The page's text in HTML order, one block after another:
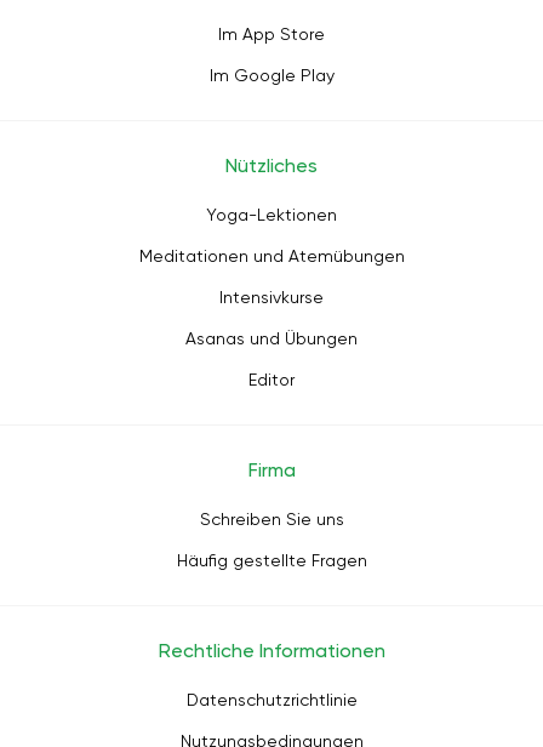
Im App Store
Im Google Play
Nützliches
Yoga-Lektionen
Meditationen und Atemübungen
Intensivkurse
Asanas und Übungen
Editor
Firma
Schreiben Sie uns
Häufig gestellte Fragen
Rechtliche Informationen
Datenschutzrichtlinie
Nutzungsbedingungen